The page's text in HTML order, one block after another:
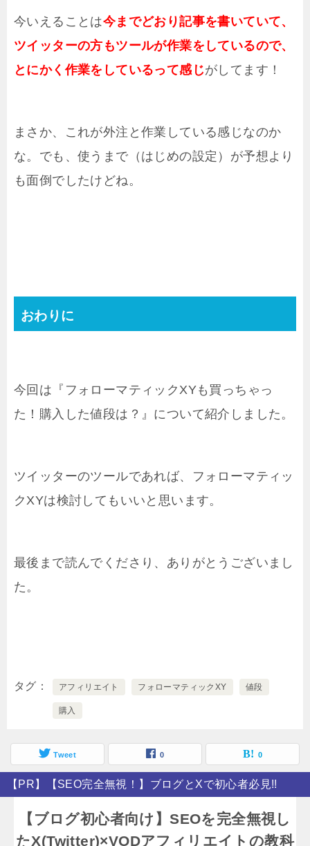
今いえることは今までどおり記事を書いていて、
ツイッターの方もツールが作業をしているので、
とにかく作業をしているって感じがしてます！
まさか、これが外注と作業している感じなのか
な。でも、使うまで（はじめの設定）が予想より
も面倒でしたけどね。
おわりに
今回は『フォローマティックXYも買っちゃっ
た！購入した値段は？』について紹介しました。
ツイッターのツールであれば、フォローマティッ
クXYは検討してもいいと思います。
最後まで読んでくださり、ありがとうございまし
た。
タグ アフィリエイト フォローマティックXY 値段
購入
Tweet 0 0
【PR】【SEO完全無視！】ブログとXで初心者必見!!
【ブログ初心者向け】SEOを完全無視し
たX(Twitter)×VODアフィリエイトの教科